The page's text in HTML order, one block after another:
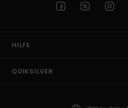
HILFE
QUIKSILVER